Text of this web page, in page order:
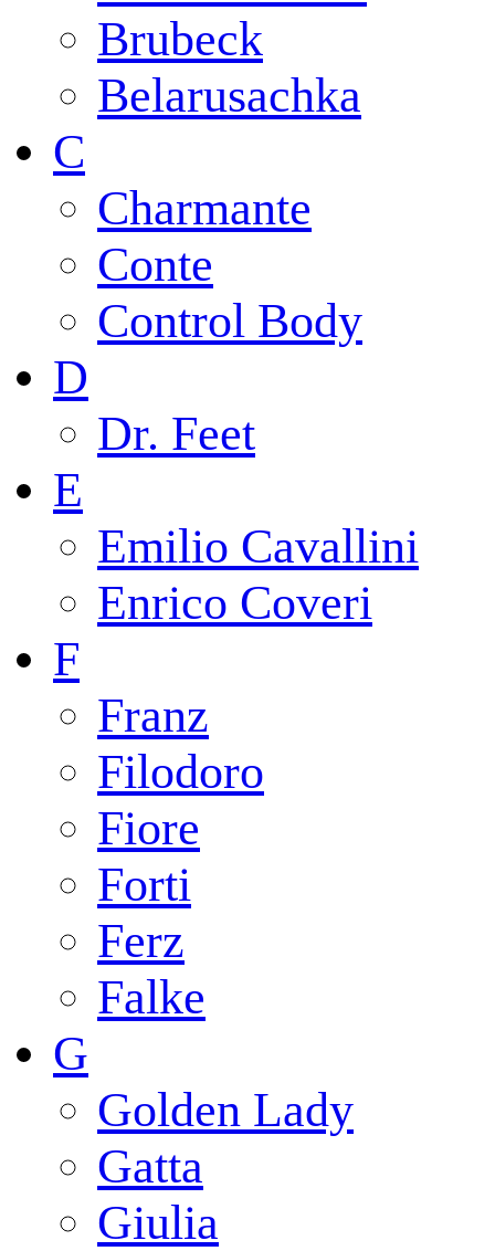
Brubeck
Belarusachka
C
Charmante
Conte
Control Body
D
Dr. Feet
E
Emilio Cavallini
Enrico Coveri
F
Franz
Filodoro
Fiore
Forti
Ferz
Falke
G
Golden Lady
Gatta
Giulia